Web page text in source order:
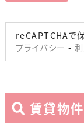
reCAPTCHAで
プライバシー -
賃貸物